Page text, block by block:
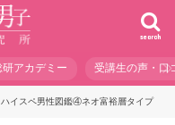
search
研アカデミー 受講生の声・口
ハイスペ男性図鑑④ネオ